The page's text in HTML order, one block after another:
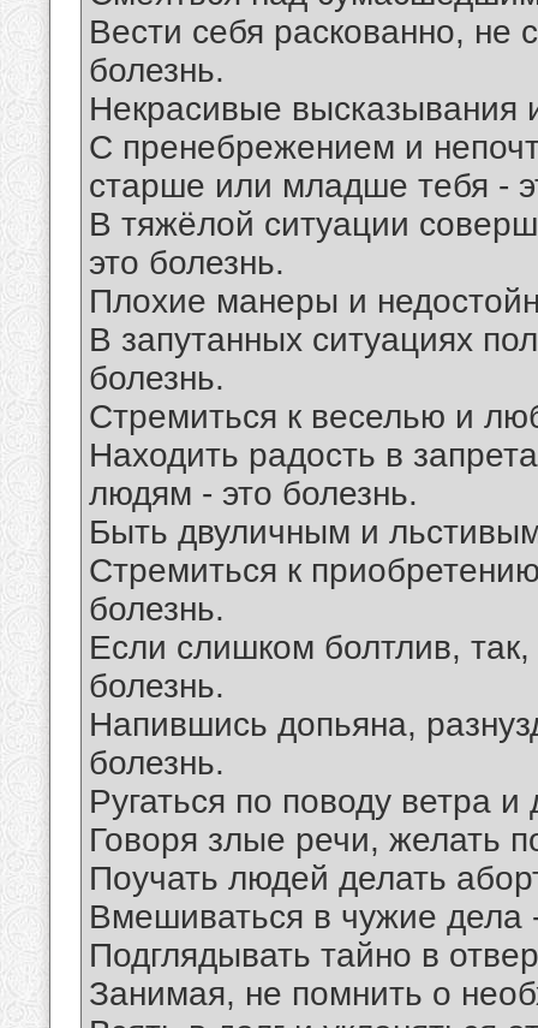
Вести себя раскованно, не
болезнь.
Некрасивые высказывания
С пренебрежением и
старше или младше тебя -
В тяжёлой ситуации
это болезнь.
Плохие манеры и
В запутанных ситуациях
болезнь.
Стремиться к веселью и
Находить радость в
людям - это болезнь.
Быть двуличным и
Стремиться к
болезнь.
Если слишком болтлив,
болезнь.
Напившись допьяна,
болезнь.
Ругаться по поводу ветра
Говоря злые речи, желать
Поучать людей делать
Вмешиваться в чужие дела
Подглядывать тайно в
Занимая, не помнить о